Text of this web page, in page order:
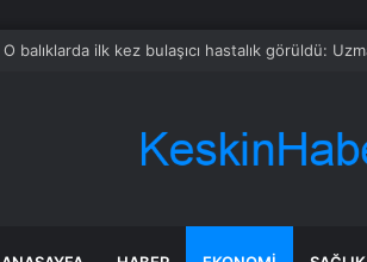
Çiftçinin dalındaki yeşil domatesine icra geldi